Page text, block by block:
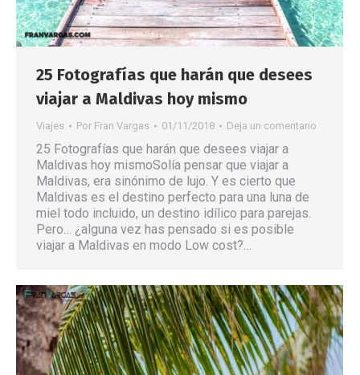
25 Fotografías que harán que desees
viajar a Maldivas hoy mismo
Viajes Por Fran Vargas 01/11/2018 Deja un comentario
25 Fotografías que harán que desees viajar a
Maldivas hoy mismoSolía pensar que viajar a
Maldivas, era sinónimo de lujo. Y es cierto que
Maldivas es el destino perfecto para una luna de
miel todo incluido, un destino idílico para parejas.
Pero… ¿alguna vez has pensado si es posible
viajar a Maldivas en modo Low cost?…